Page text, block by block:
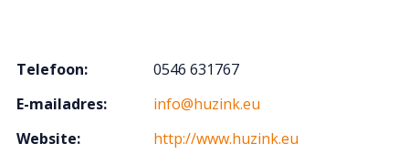
Telefoon:
0546 631767
E-mailadres:
info@huzink.eu
Website:
http://www.huzink.eu